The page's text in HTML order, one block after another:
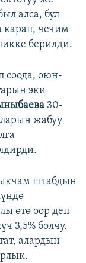
алса, бул
карап, чечим
берилди.
соода, оюн-
эки
30-
жабуу
штабдын
өтө оор деп
3,5% болчу.
алардын